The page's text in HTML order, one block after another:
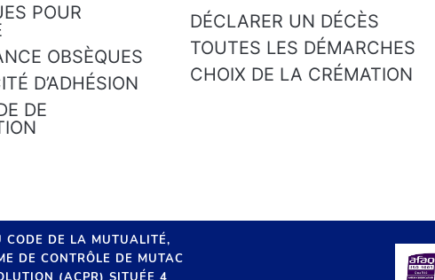
POUR
OBSÈQUES
D’ADHÉSION
DE
DÉCLARER UN DÉCÈS
TOUTES LES DÉMARCHES
CHOIX DE LA CRÉMATION
CODE DE LA MUTUALITÉ,
DE CONTRÔLE DE MUTAC